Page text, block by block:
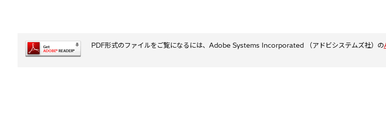
PDF形式のファイルをご覧になるには、Adobe Systems Incorporated （アドビシステムズ社）の